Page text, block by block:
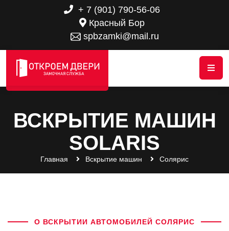
+ 7 (901) 790-56-06
Красный Бор
spbzamki@mail.ru
ВСКРЫТИЕ МАШИН
SOLARIS
Главная Вскрытие машин Солярис
О ВСКРЫТИИ АВТОМОБИЛЕЙ СОЛЯРИС